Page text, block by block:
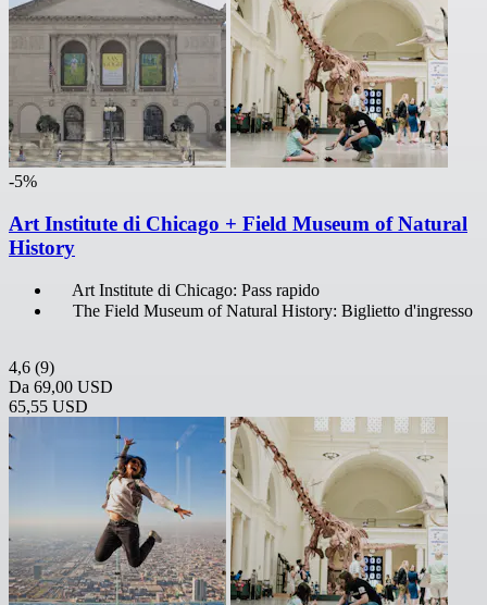
-5%
Art Institute di Chicago + Field Museum of Natural
History
Art Institute di Chicago: Pass rapido
The Field Museum of Natural History: Biglietto d'ingresso
4,6 (9)
Da 69,00 USD
65,55 USD